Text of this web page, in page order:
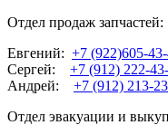
Отдел продаж запчастей:
Евгений: +7 (922)605-
Сергей: +7 (912) 222-
Андрей: +7 (912) 213-
Отдел эвакуации и